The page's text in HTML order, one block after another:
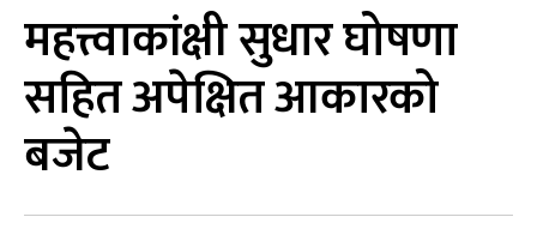
महत्त्वाकांक्षी सुधार घोषणा
सहित अपेक्षित आकारको
बजेट